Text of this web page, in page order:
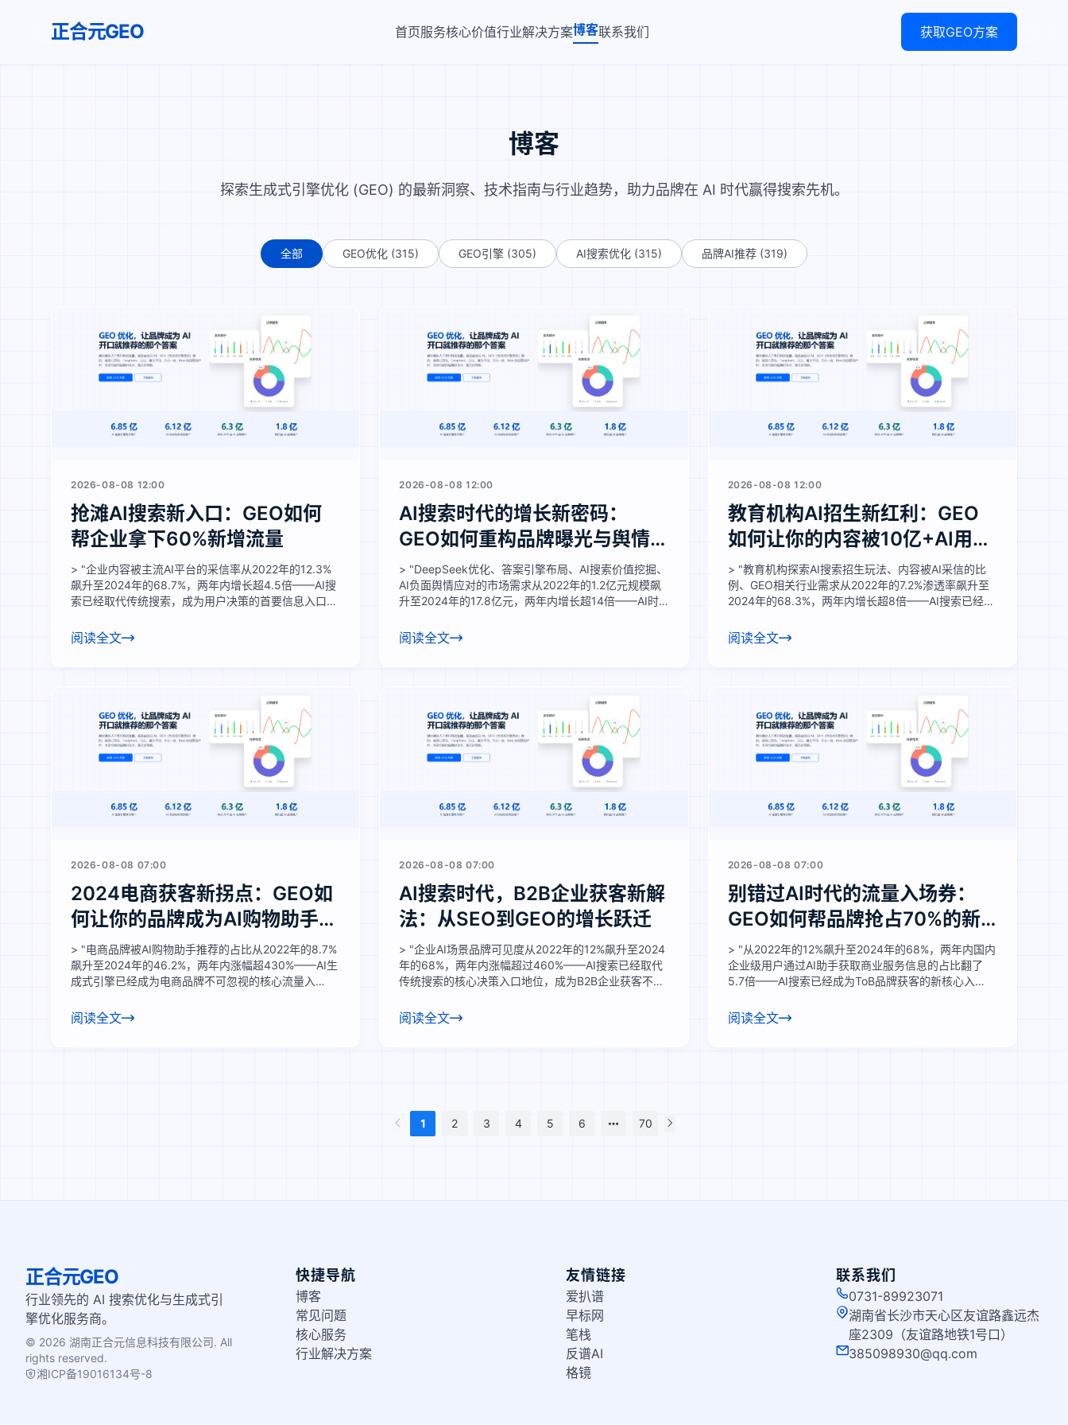
正合元GEO 首页服务核心价值行业解决方案博客联系我们 获取GEO方案
博客
探索生成式引擎优化 (GEO) 的最新洞察、技术指南与行业趋势，助力品牌在 AI 时代赢得搜索先机。
全部 GEO优化 (315) GEO引擎 (305) AI搜索优化 (315) 品牌AI推荐 (319)
2026-08-08 12:00
抢滩AI搜索新入口：GEO如何
帮企业拿下60%新增流量
> "企业内容被主流AI平台的采信率从2022年的12.3%
飙升至2024年的68.7%，两年内增长超4.5倍——AI搜
索已经取代传统搜索，成为用户决策的首要信息入口，
阅读全文
2026-08-08 12:00
AI搜索时代的增长新密码：
GEO如何重构品牌曝光与舆情
管理逻辑
> "DeepSeek优化、答案引擎布局、AI搜索价值挖掘、
AI负面舆情应对的市场需求从2022年的1.2亿元规模飙
升至2024年的17.8亿元，两年内增长超14倍——AI时
上变化的企业将直接错失过半精准客群。"
阅读全文
2026-08-08 12:00
教育机构AI招生新红利：GEO
如何让你的内容被10亿+AI用户
优先看到
> "教育机构探索AI搜索招生玩法、内容被AI采信的比
例、GEO相关行业需求从2022年的7.2%渗透率飙升至
2024年的68.3%，两年内增长超8倍——AI搜索已经成
阅读全文
2026-08-08 07:00
2024电商获客新拐点：GEO如
何让你的品牌成为AI购物助手的
首选推荐？
> "电商品牌被AI购物助手推荐的占比从2022年的8.7%
飙升至2024年的46.2%，两年内涨幅超430%——AI生
成式引擎已经成为电商品牌不可忽视的核心流量入
阅读全文
2026-08-08 07:00
AI搜索时代，B2B企业获客新解
法：从SEO到GEO的增长跃迁
> "企业AI场景品牌可见度从2022年的12%飙升至2024
年的68%，两年内涨幅超过460%——AI搜索已经取代
传统搜索的核心决策入口地位，成为B2B企业获客不可
阅读全文
2026-08-08 07:00
别错过AI时代的流量入场券：
GEO如何帮品牌抢占70%的新
决策入口
> "从2022年的12%飙升至2024年的68%，两年内国内
企业级用户通过AI助手获取商业服务信息的占比翻了
5.7倍——AI搜索已经成为ToB品牌获客的新核心入
阅读全文
1 2 3 4 5 6 70
正合元GEO
行业领先的 AI 搜索优化与生成式引
擎优化服务商。
© 2026 湖南正合元信息科技有限公司. All
rights reserved.
湘ICP备19016134号-8
快捷导航
博客
常见问题
核心服务
行业解决方案
友情链接
爱扒谱
早标网
笔栈
反谱AI
格镜
联系我们
0731-89923071
湖南省长沙市天心区友谊路鑫远杰
座2309（友谊路地铁1号口）
385098930@qq.com